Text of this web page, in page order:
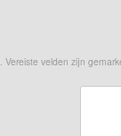
Vereiste velden zijn